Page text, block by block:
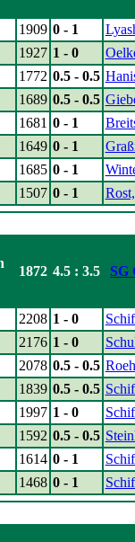
1909 0 - 1
1927 1 - 0
1772 0.5 - 0.5
1689 0.5 - 0.5
1681 0 - 1
1649 0 - 1
1685 0 - 1
1507 0 - 1
1872 4.5 : 3.5 SG
2208 1 - 0
2176 1 - 0
2078 0.5 - 0.5
1839 0.5 - 0.5
1997 1 - 0
1592 0.5 - 0.5
1614 0 - 1
1468 0 - 1